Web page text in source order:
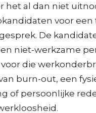
het al dan niet
voor een
De
niet-werkzame
die
burn-out, een
of persoonlijke